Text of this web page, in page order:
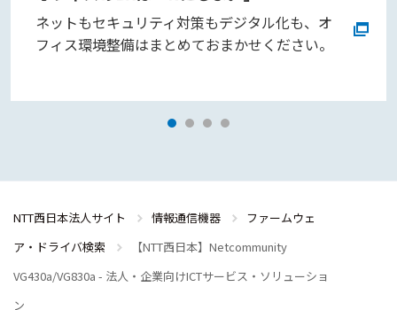
ネットもセキュリティ対策もデジタル化も、オ
フィス環境整備はまとめておまかせください。
NTT西日本法人サイト 情報通信機器
ファームウェ
ア・ドライバ検索
【NTT西日本】Netcommunity
VG430a/VG830a - 法人・企業向けICTサービス・ソリューショ
ン